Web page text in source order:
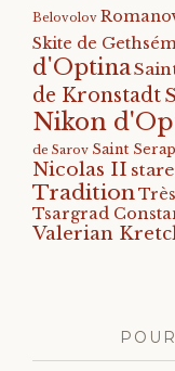
Belovolov
Skite de
d'Optina
de Kronstadt
Nikon
de Sarov Saint
Nicolas II
Tradition
Tsargrad
Valerian